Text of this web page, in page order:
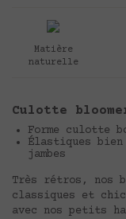
Matière
naturelle
Culotte
Forme culotte
Élastiques
jambes
Très rétros, nos
classiques et
avec nos petits